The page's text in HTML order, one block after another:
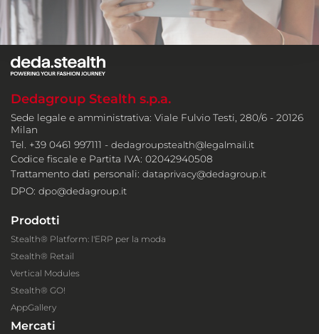
Dedagroup Stealth s.p.a.
Sede legale e amministrativa: Viale Fulvio Testi, 280/6 - 20126
Milan
Tel. +39 0461 997111 - dedagroupstealth@legalmail.it
Codice fiscale e Partita IVA: 02042940508
Trattamento dati personali: dataprivacy@dedagroup.it
DPO: dpo@dedagroup.it
Prodotti
Stealth® Platform: l'ERP per la moda
Stealth® Retail
Vertical Modules
Stealth® GO!
AppGallery
Mercati